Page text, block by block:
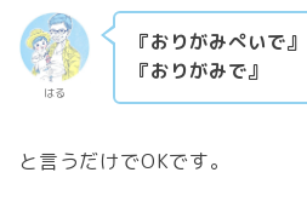
はる
『おりがみぺいで』
『おりがみで』
と言うだけでOKです。